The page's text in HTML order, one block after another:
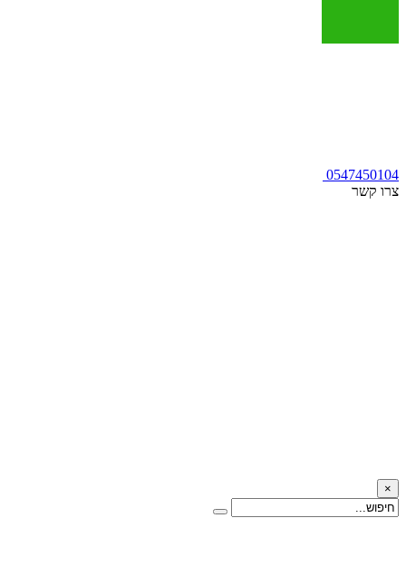
0547450104
צרו קשר
×